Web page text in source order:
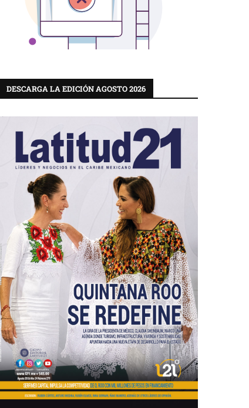
DESCARGA LA EDICIÓN AGOSTO 2026